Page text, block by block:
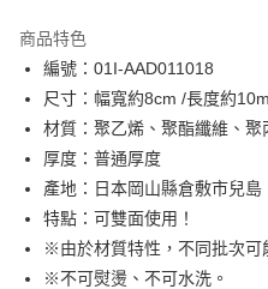
Apple Pay
街口支付
Google Pay
大哥付你分期
相關說明
【大哥付你分期使用說明】
1.本服務由台灣大哥大提供，台灣大
AFTEE先享後付
商品特色
編號：01I-AAD011018
尺寸：幅寬約8cm /長度約10m
材質：聚乙烯、聚酯纖維、聚
厚度：普通厚度
產地：日本岡山縣倉敷市兒島
特點：可雙面使用！
※由於材質特性，不同批次可
※不可熨燙、不可水洗。